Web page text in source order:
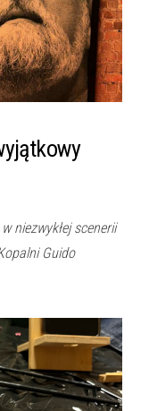
niezwykłej scenerii
Guido